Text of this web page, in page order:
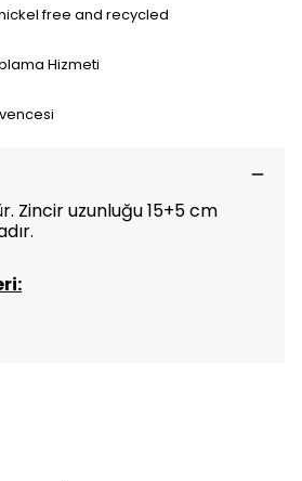
free and recycled
Hizmeti
Zincir uzunluğu 15+5 cm